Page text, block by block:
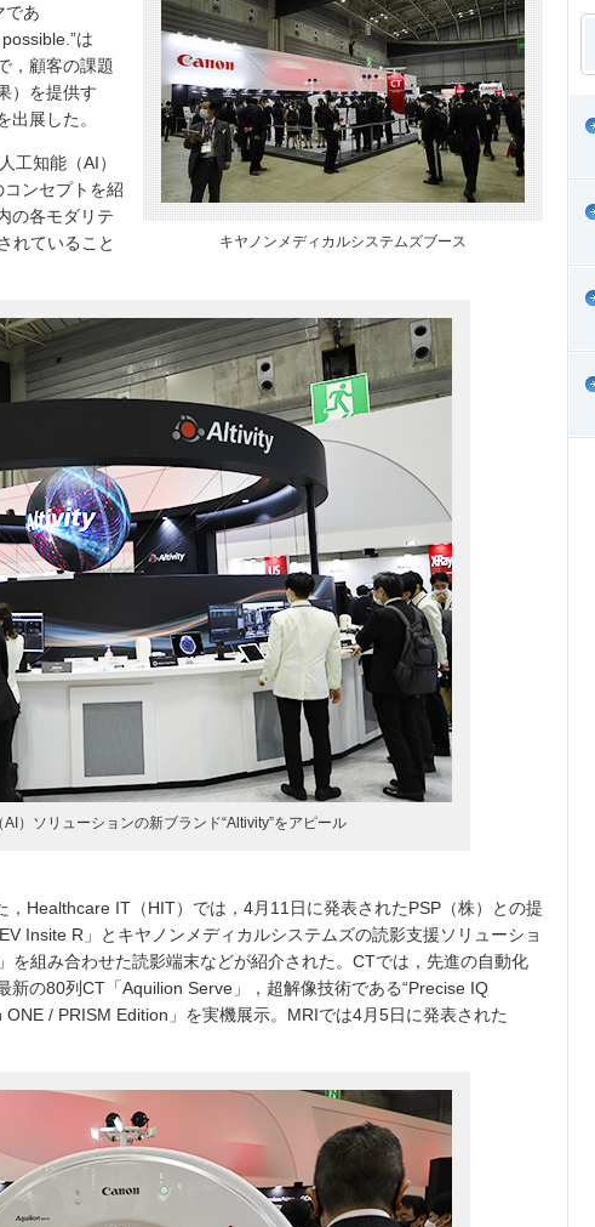
キヤノンメディカルシステムズブース
であ
は
，顧客の課題
）を提供す
出展した。
工知能（AI）
コンセプトを紹
の各モダリテ
れていること
）ソリューションの新ブランド“Altivity”をアピール
，Healthcare IT（HIT）では，4月11日に発表されたPSP（株）との提
Insite R」とキヤノンメディカルシステムズの読影支援ソリューショ
を組み合わせた読影端末などが紹介された。CTでは，先進の自動化
新の80列CT「Aquilion Serve」，超解像技術である“Precise IQ
/ PRISM Edition」を実機展示。MRIでは4月5日に発表された